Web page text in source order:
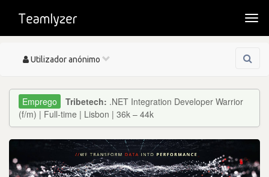
Toggle
Utilizador anónimo
Tribetech: .NET Integration Developer Warrior
(f/m) | Full-time | Lisbon | 36k – 44k